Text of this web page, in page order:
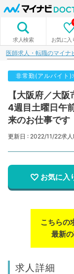
求人検索 お気に入
医師求人・転職のマイナ
非常勤(アルバイト)
【大阪府／大
4週目土曜日午
来のお仕事です
更新日 : 2022/11/22求
お気に入
こちらの
最新
求人詳細